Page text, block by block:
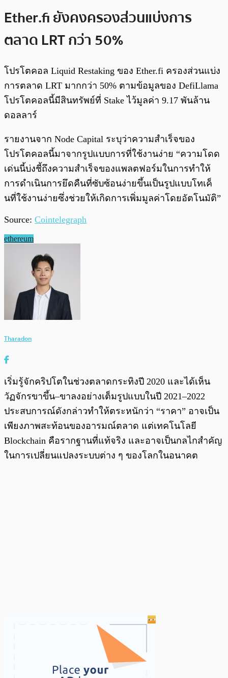
Ether.fi ยังคงครองส่วนแบ่งการ
ตลาด LRT กว่า 50%
โปรโตคอล Liquid Restaking ของ Ether.fi ครองส่วนแบ่ง
การตลาด LRT มากกว่า 50% ตามข้อมูลของ DefiLlama
โปรโตคอลนี้มีสินทรัพย์ที่ Stake ไว้มูลค่า 9.17 พันล้าน
ดอลลาร์
รายงานจาก Node Capital ระบุว่าความสำเร็จของ
โปรโตคอลนี้มาจากรูปแบบการที่ใช้งานง่าย “ความโดด
เด่นนี้บ่งชี้ถึงความสำเร็จของแพลตฟอร์มในการทำให้
การดำเนินการยึดคืนที่ซับซ้อนง่ายขึ้นเป็นรูปแบบโทเค็
นที่ใช้งานง่ายซึ่งช่วยให้เกิดการเพิ่มมูลค่าโดยอัตโนมัติ”
Source: Cointelegraph
ethereum
Tharadon
เริ่มรู้จักคริปโตในช่วงตลาดกระทิงปี 2020 และได้เห็น
วัฏจักรขาขึ้น–ขาลงอย่างเต็มรูปแบบในปี 2021–2022
ประสบการณ์ดังกล่าวทำให้ตระหนักว่า “ราคา” อาจเป็น
เพียงภาพสะท้อนของอารมณ์ตลาด แต่เทคโนโลยี
Blockchain คือรากฐานที่แท้จริง และอาจเป็นกลไกสำคัญ
ในการเปลี่ยนแปลงระบบต่าง ๆ ของโลกในอนาคต